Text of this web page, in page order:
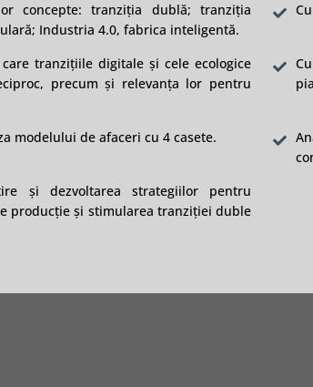
concepte: tranziția dublă; tranziția
Industria 4.0, fabrica inteligentă.
tranzițiile digitale și cele ecologice
precum și relevanța lor pentru
modelului de afaceri cu 4 casete.
și dezvoltarea strategiilor pentru
producție și stimularea tranziției duble